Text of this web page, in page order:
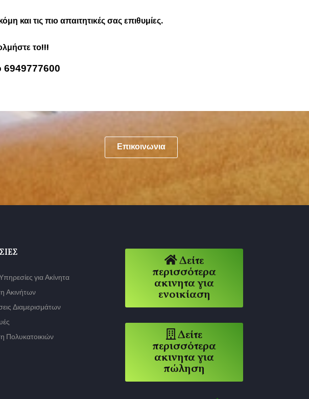
και τις πιο απαιτητικές σας επιθυμίες.
το!!!
6949777600
Επικοινωνια
για Ακίνητα
Ακινήτων
Διαμερισμάτων
Πολυκατοικιών
Δείτε
περισσότερα
ακινητα για
ενοικίαση
Δείτε
περισσότερα
ακινητα για
πώληση